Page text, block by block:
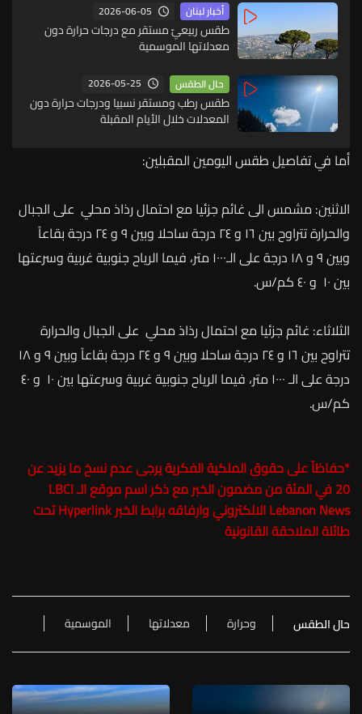
أخبار لبنان 2026-06-05
طقس ربيعيّ مستقر مع درجات حرارة دون
معدلاتها الموسمية
حال الطقس 2026-05-25
طقس رطب ومستقر نسبيا ودرجات حرارة دون
المعدلات خلال الأيام المقبلة
أما فيتفاصيلطقساليومينالمقبلين:
الاثنين: مشمسالىغائمجزئيا معاحتمالرذاذمحلي علىالجبال
والحرارةتتراوحبين ١٦ و٢٤ درجةساحلاوبين٩و٢٤ درجةبقاعاً
وبين٩و١٨ درجةعلىالـ١٠٠٠ متر، فيما الرياحجنوبيةغربيةوسرعتها
بين١٠ و٤٠كم/س.
الثلاثاء: غائمجزئيا معاحتمالرذاذمحلي علىالجبالوالحرارة
تتراوحبين ١٦ و٢٤ درجةساحلاوبين٩و٢٤ درجةبقاعاًوبين٩و١٨
درجةعلىالـ١٠٠٠ متر، فيما الرياحجنوبيةغربيةوسرعتها بين١٠ و٤٠
كم/س.
*حفاظاً على حقوق الملكية الفكرية يرجى عدم نسخ ما يزيد عن
20 في المئة من مضمون الخبر مع ذكر اسم موقع الـ
LBCI
Lebanon News
الالكتروني وارفاقه برابط الخبر Hyperlink تحت
طائلة الملاحقة القانونية
حال الطقس وحرارة معدلاتها الموسمية